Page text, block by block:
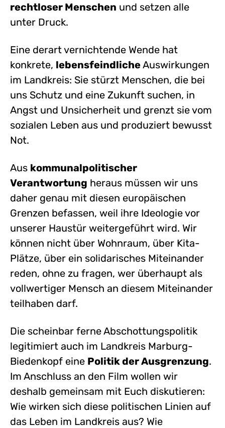
rechtloser Menschen und setzen alle
unter Druck.
Eine derart vernichtende Wende hat
konkrete, lebensfeindlicheAuswirkungen
im Landkreis: Sie stürzt Menschen, die bei
uns Schutz und eine Zukunft suchen, in
Angst und Unsicherheit und grenzt sie vom
sozialen Leben aus und produziert bewusst
Not.
Aus kommunalpolitischer
Verantwortung heraus müssen wir uns
daher genau mit diesen europäischen
Grenzen befassen, weil ihre Ideologie vor
unserer Haustür weitergeführt wird. Wir
können nicht über Wohnraum, über Kita-
Plätze, über ein solidarisches Miteinander
reden, ohne zu fragen, wer überhaupt als
vollwertiger Mensch an diesem Miteinander
teilhaben darf.
Die scheinbar ferne Abschottungspolitik
legitimiert auch im Landkreis Marburg-
Biedenkopf eine Politik der Ausgrenzung.
Im Anschluss an den Film wollen wir
deshalb gemeinsam mit Euch diskutieren:
Wie wirken sich diese politischen Linien auf
das Leben im Landkreis aus? Wie